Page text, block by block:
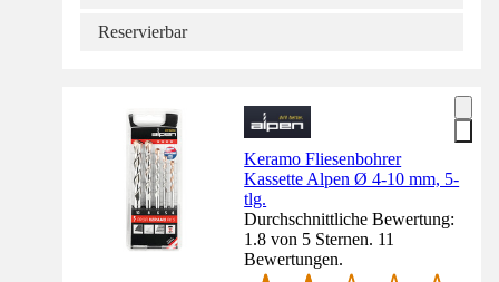
Reservierbar
Keramo Fliesenbohrer
Kassette Alpen Ø 4-10 mm, 5-
tlg.
Durchschnittliche Bewertung:
1.8 von 5 Sternen. 11
Bewertungen.